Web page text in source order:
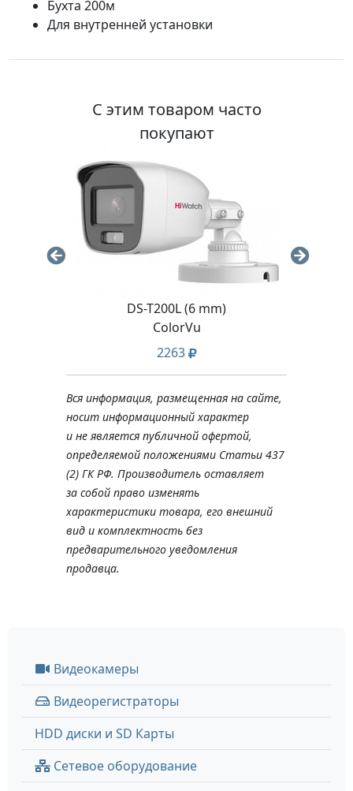
Бухта 200м
Для внутренней установки
С этим товаром часто
покупают
DS-T200L (6 mm)
ColorVu
2263
Вся информация, размещенная на сайте,
носит информационный характер
и не является публичной офертой,
определяемой положениями Статьи 437
(2) ГК РФ. Производитель оставляет
за собой право изменять
характеристики товара, его внешний
вид и комплектность без
предварительного уведомления
продавца.
Видеокамеры
Видеорегистраторы
HDD диски и SD Карты
Сетевое оборудование